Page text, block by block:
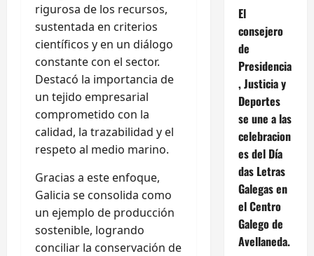
rigurosa de los recursos,
sustentada en criterios
científicos y en un diálogo
constante con el sector.
Destacó la importancia de
un tejido empresarial
comprometido con la
calidad, la trazabilidad y el
respeto al medio marino.
Gracias a este enfoque,
Galicia se consolida como
un ejemplo de producción
sostenible, logrando
conciliar la conservación de
El
consejero
de
Presidencia
, Justicia y
Deportes
se une a las
celebracion
es del Día
das Letras
Galegas en
el Centro
Galego de
Avellaneda.